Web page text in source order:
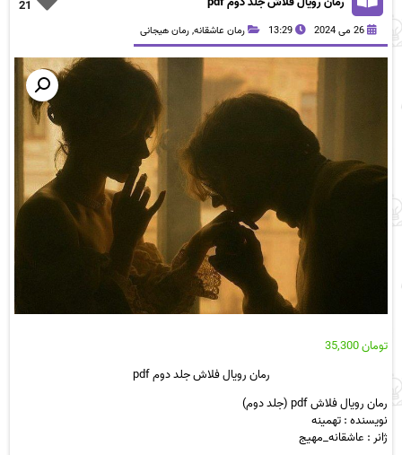
21
26 می 2024 13:29 رمان عاشقانه,رمان هیجانی
تومان35,300
رمان رویال فلاش جلد دوم pdf
رمان رویال فلاش pdf (جلد دوم)
نویسنده : تهمینه
ژانر : عاشقانه_مهیج